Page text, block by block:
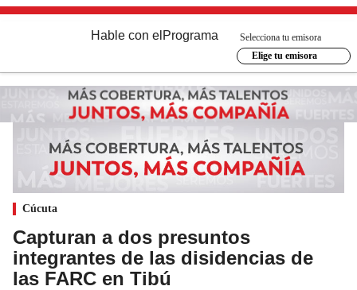
Hable con el Programa
Selecciona tu emisora
Elige tu emisora
Cúcuta
Capturan a dos presuntos
integrantes de las disidencias de
las FARC en Tibú